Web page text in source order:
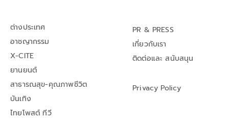
ต่างประเทศ
อาชญากรรม
X-CITE
ยานยนต์
สาธารณสุข-คุณภาพชีวิต
บันเทิง
ไทยโพสต์ ทีวี
PR & PRESS
เกี่ยวกับเรา
ติดต่อและ สนับสนุน
Privacy Policy